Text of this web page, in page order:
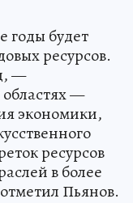
годы будет
ресурсов.
—
—
экономики,
ресурсов
в более
Пьянов.